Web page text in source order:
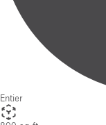
Entier